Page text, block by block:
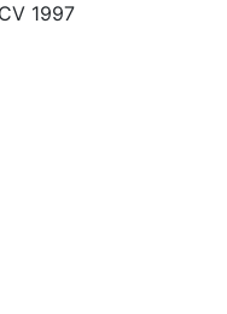
1997